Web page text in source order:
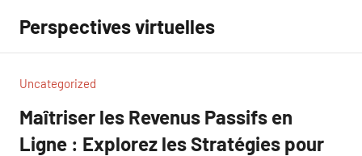
contenu
Perspectives virtuelles
Uncategorized
Maîtriser les Revenus Passifs en
Ligne : Explorez les Stratégies pour